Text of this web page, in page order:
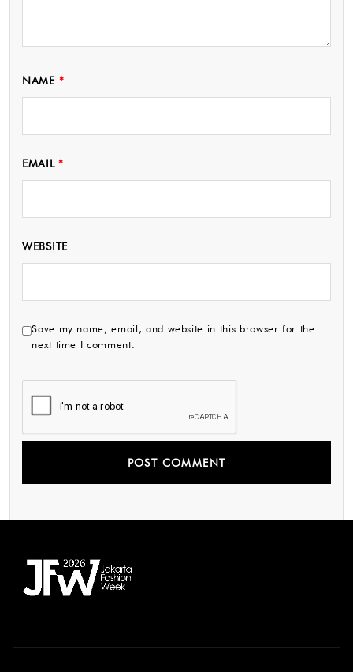
NAME *
EMAIL*
WEBSITE
Save my name, email, and website in this browser for the
next time I comment.